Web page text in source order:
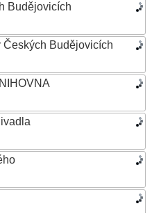
Budějovicích
Budějovicích